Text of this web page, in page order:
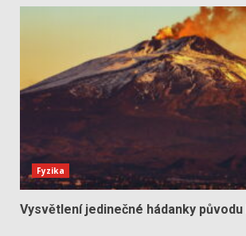
Fyzika
Vysvětlení jedinečné hádanky původu